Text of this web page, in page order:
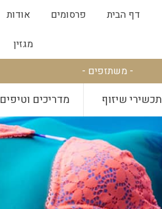
דף הבית פרסומים אודות
מגזין
- משתזפים -
תכשירי שיזוף מדריכים וטיפים